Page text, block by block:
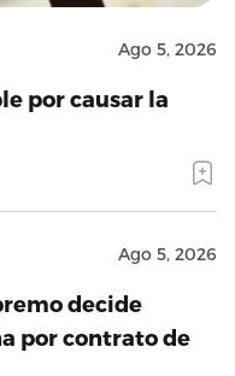
Ago 5, 2026
por causar la
Ago 5, 2026
decide
por contrato de